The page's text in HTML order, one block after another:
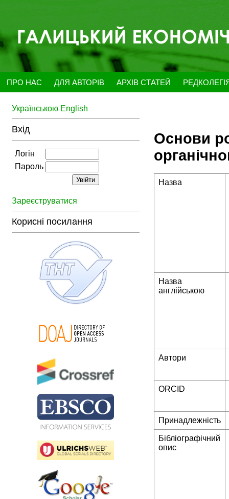
ПРО НАС ДЛЯ АВТОРІВ АРХІВ СТАТЕЙ
Українською English
Вхід
Логін
Пароль
Зареєструватися
Корисні посилання
Основи
Назва
Назва
англійською
Автори
ORCID
Принадлежність
Бібліографічний
опис